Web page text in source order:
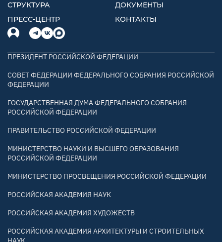
СТРУКТУРА
ДОКУМЕНТЫ
ПРЕСС-ЦЕНТР
КОНТАКТЫ
ПРЕЗИДЕНТ РОССИЙСКОЙ ФЕДЕРАЦИИ
СОВЕТ ФЕДЕРАЦИИ ФЕДЕРАЛЬНОГО СОБРАНИЯ РОССИЙСКОЙ
ФЕДЕРАЦИИ
ГОСУДАРСТВЕННАЯ ДУМА ФЕДЕРАЛЬНОГО СОБРАНИЯ
РОССИЙСКОЙ ФЕДЕРАЦИИ
ПРАВИТЕЛЬСТВО РОССИЙСКОЙ ФЕДЕРАЦИИ
МИНИСТЕРСТВО НАУКИ И ВЫСШЕГО ОБРАЗОВАНИЯ
РОССИЙСКОЙ ФЕДЕРАЦИИ
МИНИСТЕРСТВО ПРОСВЕЩЕНИЯ РОССИЙСКОЙ ФЕДЕРАЦИИ
РОССИЙСКАЯ АКАДЕМИЯ НАУК
РОССИЙСКАЯ АКАДЕМИЯ ХУДОЖЕСТВ
РОССИЙСКАЯ АКАДЕМИЯ АРХИТЕКТУРЫ И СТРОИТЕЛЬНЫХ